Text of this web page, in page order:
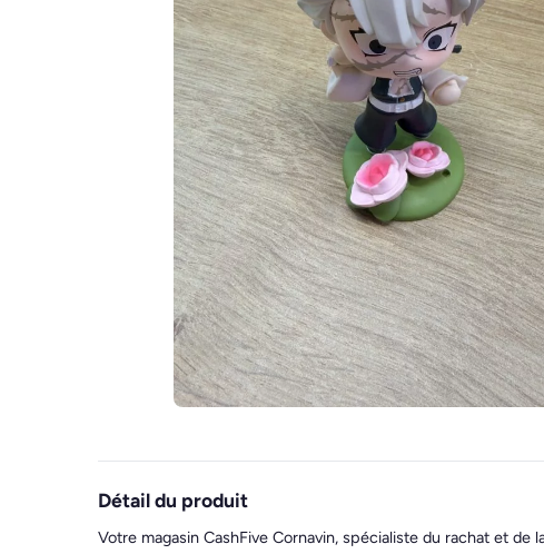
Détail du produit
Votre magasin CashFive Cornavin, spécialiste du rachat et de